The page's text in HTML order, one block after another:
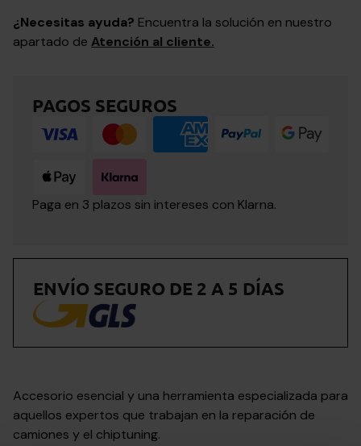
PAGOS SEGUROS
Paga en 3 plazos sin intereses con Klarna.
ENVÍO SEGURO DE 2 A 5 DÍAS
¿Necesitas ayuda? Encuentra la solución en nuestro
apartado de Atención al cliente.
Accesorio esencial y una herramienta especializada para
aquellos expertos que trabajan en la reparación de
camiones y el chiptuning.